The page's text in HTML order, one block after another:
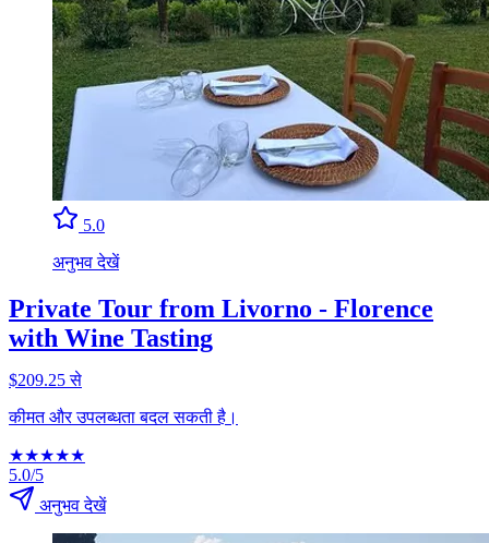
5.0
अनुभव देखें
Private Tour from Livorno - Florence
with Wine Tasting
$209.25 से
कीमत और उपलब्धता बदल सकती है।
★★★★★
5.0/5
अनुभव देखें